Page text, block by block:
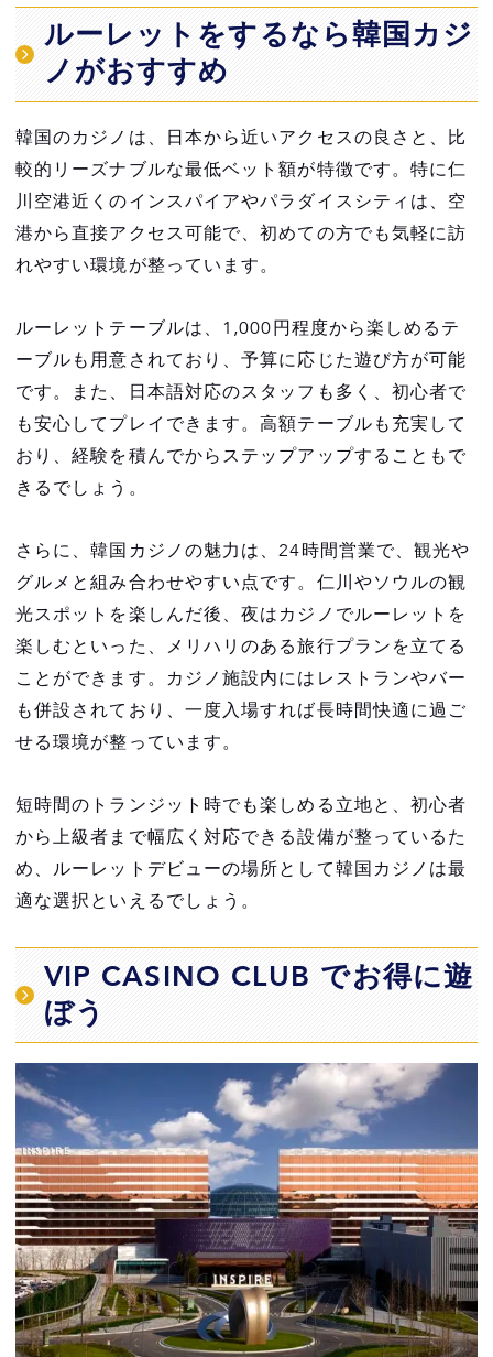
ルーレットをするなら韓国カジ
ノがおすすめ
韓国のカジノは、日本から近いアクセスの良さと、比
較的リーズナブルな最低ベット額が特徴です。特に仁
川空港近くのインスパイアやパラダイスシティは、空
港から直接アクセス可能で、初めての方でも気軽に訪
れやすい環境が整っています。
ルーレットテーブルは、1,000円程度から楽しめるテ
ーブルも用意されており、予算に応じた遊び方が可能
です。また、日本語対応のスタッフも多く、初心者で
も安心してプレイできます。高額テーブルも充実して
おり、経験を積んでからステップアップすることもで
きるでしょう。
さらに、韓国カジノの魅力は、24時間営業で、観光や
グルメと組み合わせやすい点です。仁川やソウルの観
光スポットを楽しんだ後、夜はカジノでルーレットを
楽しむといった、メリハリのある旅行プランを立てる
ことができます。カジノ施設内にはレストランやバー
も併設されており、一度入場すれば長時間快適に過ご
せる環境が整っています。
短時間のトランジット時でも楽しめる立地と、初心者
から上級者まで幅広く対応できる設備が整っているた
め、ルーレットデビューの場所として韓国カジノは最
適な選択といえるでしょう。
VIP CASINO CLUB でお得に遊
ぼう